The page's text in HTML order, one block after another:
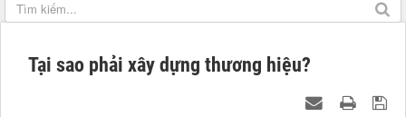
Tại sao phải xây dựng thương hiệu?